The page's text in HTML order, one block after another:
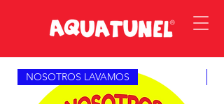
NOSOTROS LAVAMOS